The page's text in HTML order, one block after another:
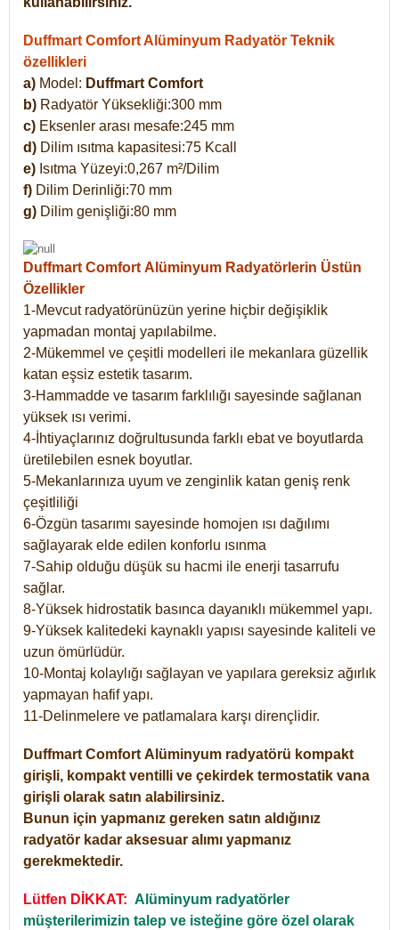
Duffmart Comfort Alüminyum Radyatör Teknik
özellikleri
a) Model: Duffmart Comfort
b) Radyatör Yüksekliği:300 mm
c) Eksenler arası mesafe:245 mm
d) Dilim ısıtma kapasitesi:75 Kcall
e) Isıtma Yüzeyi:0,267 m²/Dilim
f) Dilim Derinliği:70 mm
g) Dilim genişliği:80 mm
Duffmart Comfort Alüminyum Radyatörlerin Üstün
Özellikler
1-Mevcut radyatörünüzün yerine hiçbir değişiklik
yapmadan montaj yapılabilme.
2-Mükemmel ve çeşitli modelleri ile mekanlara güzellik
katan eşsiz estetik tasarım.
3-Hammadde ve tasarım farklılığı sayesinde sağlanan
yüksek ısı verimi.
4-İhtiyaçlarınız doğrultusunda farklı ebat ve boyutlarda
üretilebilen esnek boyutlar.
5-Mekanlarınıza uyum ve zenginlik katan geniş renk
çeşitliliği
6-Özgün tasarımı sayesinde homojen ısı dağılımı
sağlayarak elde edilen konforlu ısınma
7-Sahip olduğu düşük su hacmi ile enerji tasarrufu
sağlar.
8-Yüksek hidrostatik basınca dayanıklı mükemmel yapı.
9-Yüksek kalitedeki kaynaklı yapısı sayesinde kaliteli ve
uzun ömürlüdür.
10-Montaj kolaylığı sağlayan ve yapılara gereksiz ağırlık
yapmayan hafif yapı.
11-Delinmelere ve patlamalara karşı dirençlidir.
Duffmart Comfort Alüminyum radyatörü kompakt
girişli, kompakt ventilli ve çekirdek termostatik vana
girişli olarak satın alabilirsiniz.
Bunun için yapmanız gereken satın aldığınız
radyatör kadar aksesuar alımı yapmanız
gerekmektedir.
Lütfen DİKKAT: Alüminyum radyatörler
müşterilerimizin talep ve isteğine göre özel olarak